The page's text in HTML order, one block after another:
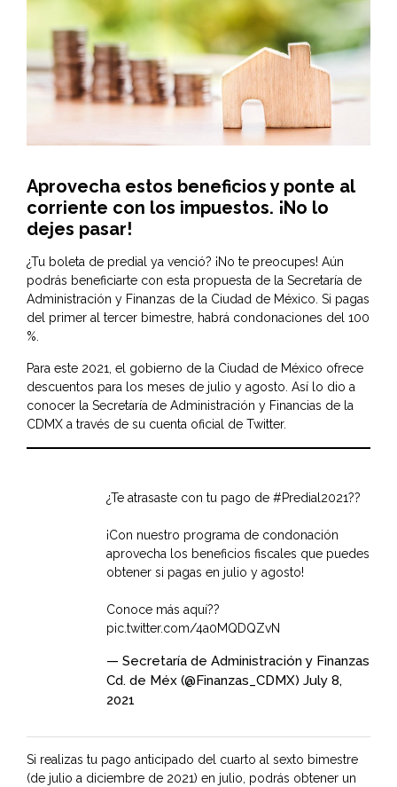
Aprovecha estos beneficios y ponte al
corriente con los impuestos. ¡No lo
dejes pasar!
¿Tu boleta de predial ya venció? ¡No te preocupes! Aún
podrás beneficiarte con esta propuesta de la Secretaría de
Administración y Finanzas de la Ciudad de México. Si pagas
del primer al tercer bimestre, habrá condonaciones del 100
%.
Para este 2021, el gobierno de la Ciudad de México ofrece
descuentos para los meses de julio y agosto. Así lo dio a
conocer la Secretaría de Administración y Financias de la
CDMX a través de su cuenta oficial de Twitter.
¿Te atrasaste con tu pago de #Predial2021??
¡Con nuestro programa de condonación
aprovecha los beneficios fiscales que puedes
obtener si pagas en julio y agosto!
Conoce más aquí??
pic.twitter.com/4a0MQDQZvN
— Secretaría de Administración y Finanzas
Cd. de Méx (@Finanzas_CDMX) July 8,
2021
Si realizas tu pago anticipado del cuarto al sexto bimestre
(de julio a diciembre de 2021) en julio, podrás obtener un